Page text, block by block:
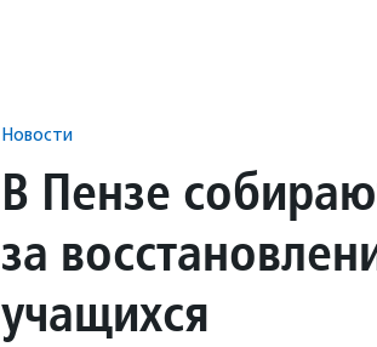
Новости
В Пензе
за
учащихся